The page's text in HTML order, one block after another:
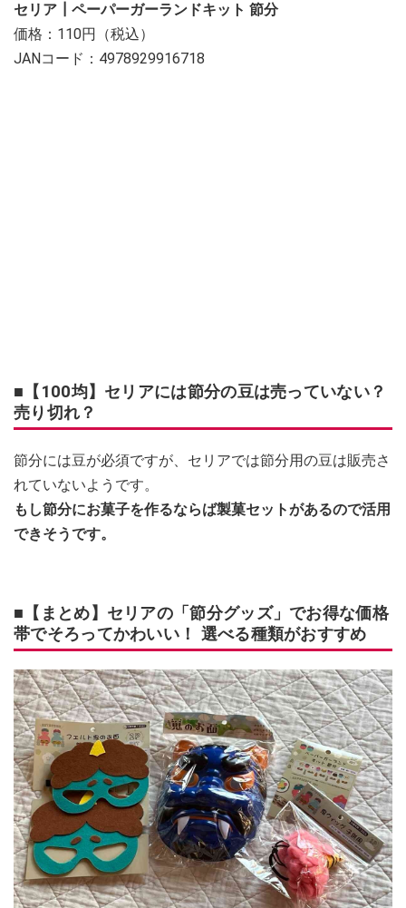
セリア┃ペーパーガーランドキット 節分
価格：110円（税込）
JANコード：4978929916718
■【100均】セリアには節分の豆は売っていない？
売り切れ？
節分には豆が必須ですが、セリアでは節分用の豆は販売さ
れていないようです。
もし節分にお菓子を作るならば製菓セットがあるので活用
できそうです。
■【まとめ】セリアの「節分グッズ」でお得な価格
帯でそろってかわいい！ 選べる種類がおすすめ